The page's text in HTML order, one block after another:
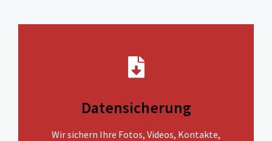
Datensicherung
Wir sichern Ihre Fotos, Videos, Kontakte,